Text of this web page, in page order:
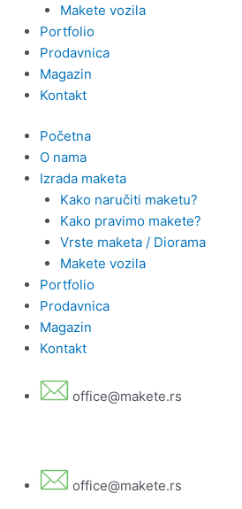
Makete vozila
Portfolio
Prodavnica
Magazin
Kontakt
Početna
O nama
Izrada maketa
Kako naručiti maketu?
Kako pravimo makete?
Vrste maketa / Diorama
Makete vozila
Portfolio
Prodavnica
Magazin
Kontakt
office@makete.rs
office@makete.rs